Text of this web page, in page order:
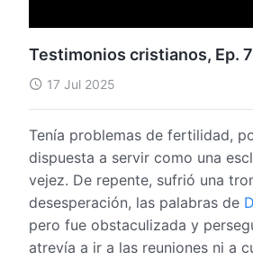
Testimonios cristianos, Ep.
17 Jul 2025
Tenía problemas de fertilidad,
dispuesta a servir como una
vejez. De repente, sufrió una
desesperación, las palabras de
pero fue obstaculizada y
atrevía a ir a las reuniones ni a